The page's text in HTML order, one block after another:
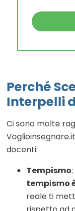
Perché
Interpelli
Ci sono molte
docenti:
Tempismo
tempismo
reale ti